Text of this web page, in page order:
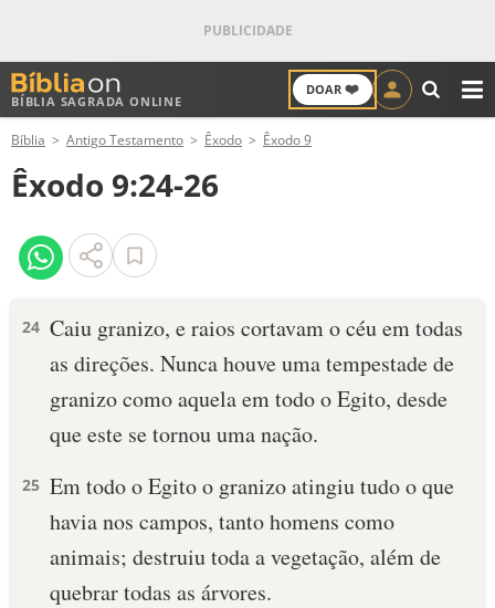
BÍBLIA SAGRADA ONLINE
DOAR ❤️
ANTIGO TESTAMENTO
NOVO TESTAMENTO
VERSÍCULOS
PALAVRA DO DIA
SALMO DO DIA
DEVOCIONAL DIÁRIO
10 MANDAMENTOS
ESTUDOS BÍBLICOS
Bíblia Antigo Testamento Êxodo Êxodo 9
Êxodo 9:24-26
24 Caiu granizo, e raios cortavam o céu em todas
as direções. Nunca houve uma tempestade de
granizo como aque­la em todo o Egito, desde
que este se tornou uma nação.
25 Em todo o Egito o granizo atingiu tudo o que
havia nos campos, tanto homens como
animais; destruiu toda a vegetação, além de
quebrar todas as árvores.